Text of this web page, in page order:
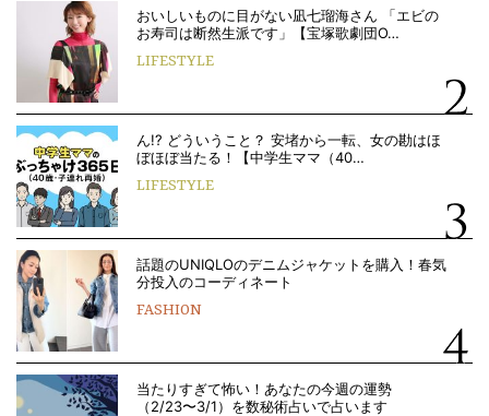
おいしいものに目がない凪七瑠海さん 「エビの
お寿司は断然生派です」【宝塚歌劇団O…
LIFESTYLE
ん!? どういうこと？ 安堵から一転、女の勘はほ
ぼほぼ当たる！【中学生ママ（40…
LIFESTYLE
話題のUNIQLOのデニムジャケットを購入！春気
分投入のコーディネート
FASHION
当たりすぎて怖い！あなたの今週の運勢
（2/23〜3/1）を数秘術占いで占います